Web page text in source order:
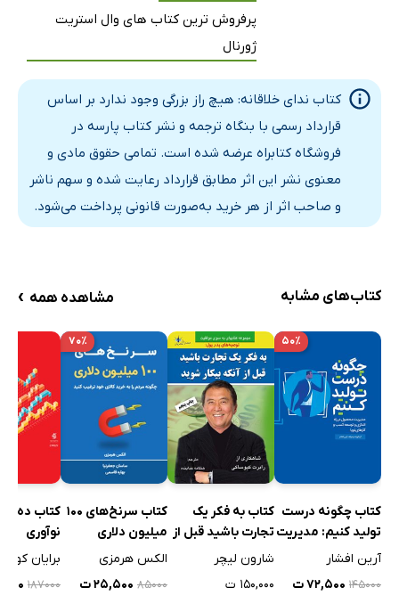
پرفروش ترین کتاب های وال استریت
ژورنال
کتاب ندای خلاقانه: هیچ راز بزرگی وجود ندارد بر اساس
قرارداد رسمی با بنگاه ترجمه و نشر کتاب پارسه در
فروشگاه کتابراه عرضه شده است. تمامی حقوق مادی و
معنوی نشر این اثر مطابق قرارداد رعایت شده و سهم ناشر
و صاحب اثر از هر خرید به‌صورت قانونی پرداخت می‌شود.
کتاب‌های مشابه مشاهده همه ›
۵۰٪
کتاب چگونه درست
تولید کنیم: مدیریت
محصول در راه
کسب و کار‌های نوپا
آرین افشار
۱۴۵۰۰۰ ۷۲,۵۰۰ ت
کتاب به فکر یک
تجارت باشید قبل از
اینکه بیکار شوید
شارون لیچر
۱۵۰,۰۰۰ ت
۷۰٪
کتاب سرنخ‌های 100
میلیون دلاری
الکس هرمزی
۸۵۰۰۰ ۲۵,۵۰۰ ت
کتاب ده
نوآوری
برایان
۱۸۷۰۰۰